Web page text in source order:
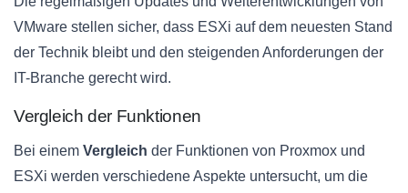
VMware stellen sicher, dass ESXi auf dem neuesten Stand
der Technik bleibt und den steigenden Anforderungen der
IT-Branche gerecht wird.
Vergleich der Funktionen
Bei einem Vergleich der Funktionen von Proxmox und
ESXi werden verschiedene Aspekte untersucht, um die